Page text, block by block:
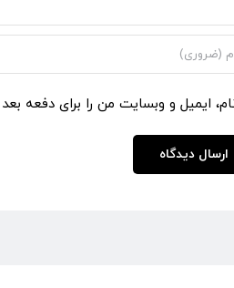
ایمیل و وبسایت من را برای دفعه